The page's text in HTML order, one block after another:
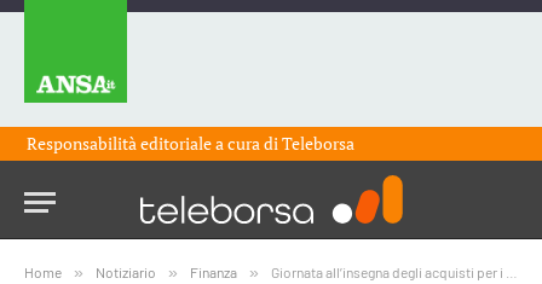
Responsabilità editoriale a cura diTeleborsa
Home » Notiziario » Finanza » Giornata all’insegna degli acquisti per i Listini europei